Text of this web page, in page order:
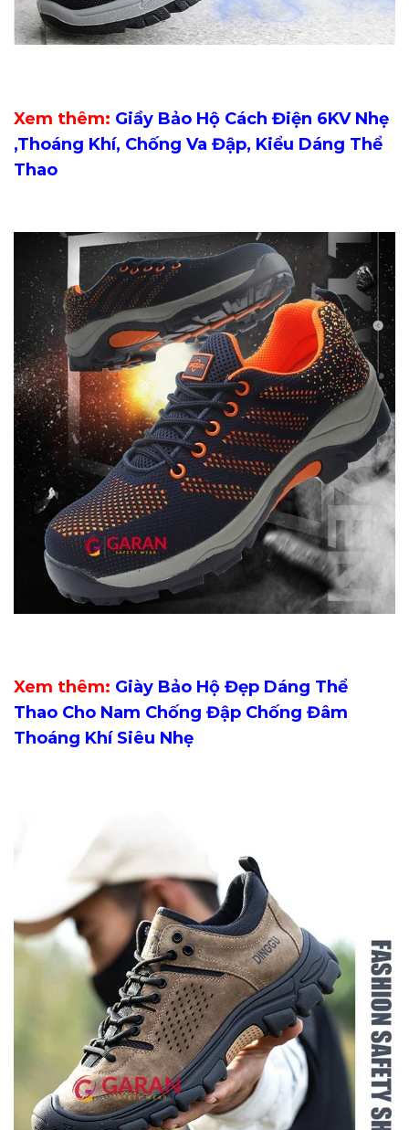
Xem thêm: Giầy Bảo Hộ Cách Điện 6KV Nhẹ
,Thoáng Khí, Chống Va Đập, Kiểu Dáng Thể
Thao
Xem thêm: Giày Bảo Hộ Đẹp Dáng Thể
Thao Cho Nam Chống Đập Chống Đâm
Thoáng Khí Siêu Nhẹ